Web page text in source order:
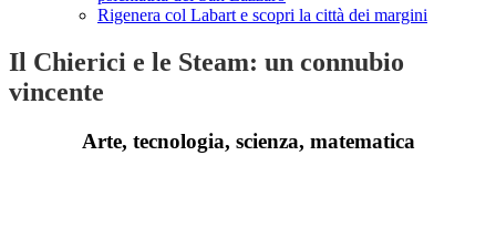
Rigenera col Labart e scopri la città dei margini
Il Chierici e le Steam: un connubio
vincente
Arte, tecnologia, scienza, matematica